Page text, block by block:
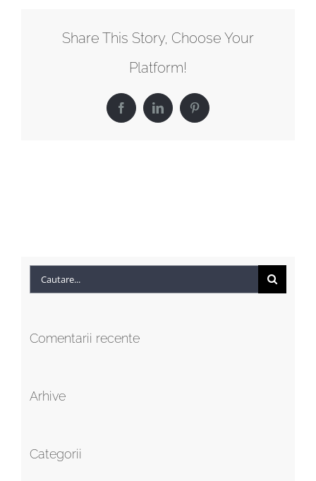
Share This Story, Choose Your
Platform!
FacebookLinkedInPinterest
Cautare...
Comentarii recente
Arhive
Categorii